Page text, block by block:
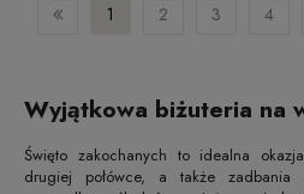
1 2 3 4
Wyjątkowa biżuteria na
Święto zakochanych to idealna
drugiej połówce, a także zadbania